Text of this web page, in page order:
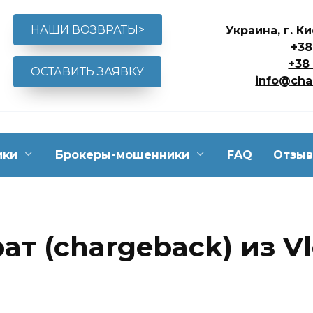
НАШИ ВОЗВРАТЫ>
ОСТАВИТЬ ЗАЯВКУ
Украина, г.
Брокеры-мошенники FAQ
(chargeback) из